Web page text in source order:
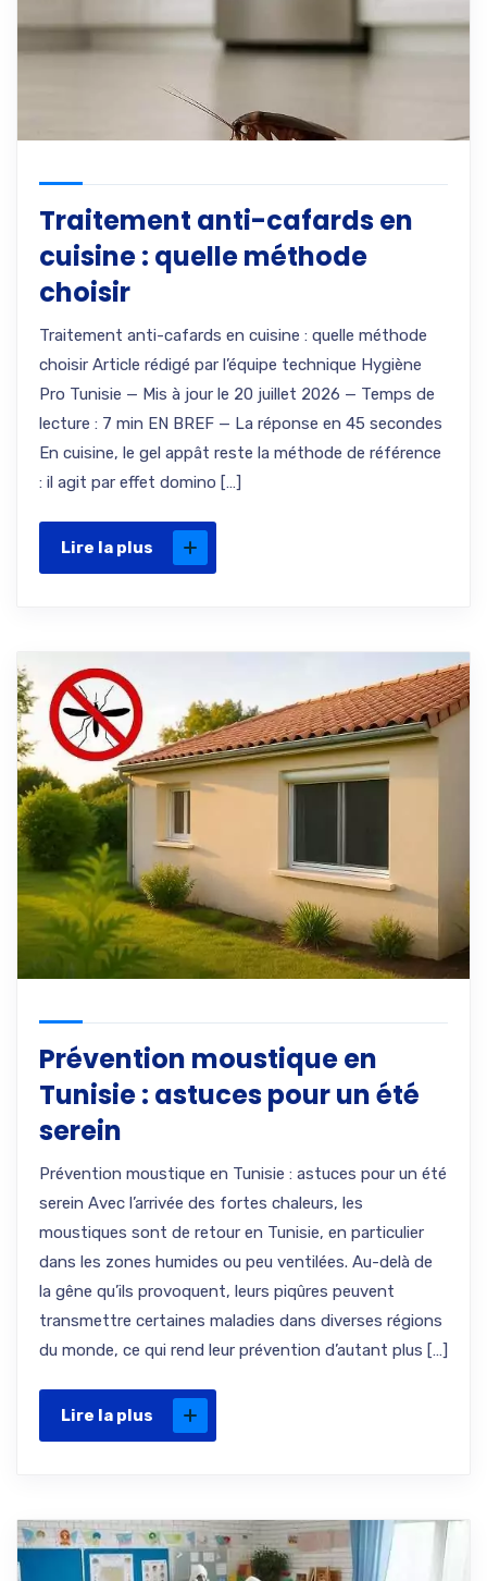
Traitement anti-cafards en
cuisine : quelle méthode
choisir
Traitement anti-cafards en cuisine : quelle méthode
choisir Article rédigé par l’équipe technique Hygiène
Pro Tunisie — Mis à jour le 20 juillet 2026 — Temps de
lecture : 7 min EN BREF — La réponse en 45 secondes
En cuisine, le gel appât reste la méthode de référence
: il agit par effet domino […]
Lire la plus
Prévention moustique en
Tunisie : astuces pour un été
serein
Prévention moustique en Tunisie : astuces pour un été
serein Avec l’arrivée des fortes chaleurs, les
moustiques sont de retour en Tunisie, en particulier
dans les zones humides ou peu ventilées. Au-delà de
la gêne qu’ils provoquent, leurs piqûres peuvent
transmettre certaines maladies dans diverses régions
du monde, ce qui rend leur prévention d’autant plus […]
Lire la plus